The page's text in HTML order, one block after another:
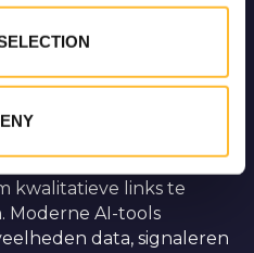
branche of onderwerp
je reputatie schaden en
ranking. Google’s
genoeg om deze te
kwalitatieve links te
Moderne AI-tools
data, signaleren